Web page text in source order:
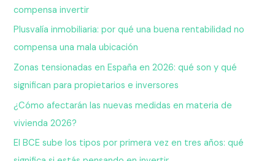
compensa invertir
Plusvalía inmobiliaria: por qué una buena rentabilidad no
compensa una mala ubicación
Zonas tensionadas en España en 2026: qué son y qué
significan para propietarios e inversores
¿Cómo afectarán las nuevas medidas en materia de
vivienda 2026?
El BCE sube los tipos por primera vez en tres años: qué